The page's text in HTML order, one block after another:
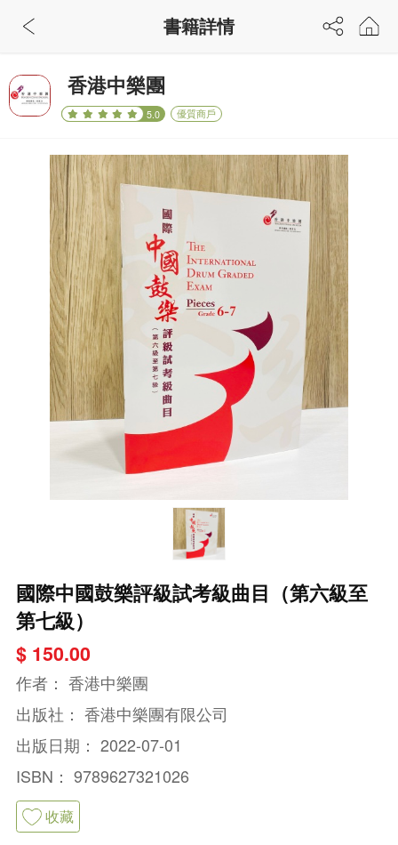
香港中樂團
5.0 優質商戶
國際中國鼓樂評級試考級曲目（第六級至
第七級）
$ 150.00
作者： 香港中樂團
出版社： 香港中樂團有限公司
出版日期： 2022-07-01
ISBN： 9789627321026
收藏
書籍詳情